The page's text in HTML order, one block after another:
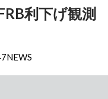
利下げ観測